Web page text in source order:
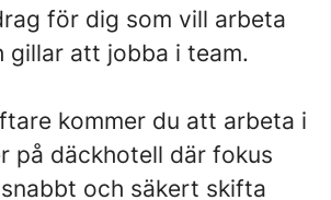
för dig som vill arbeta
gillar att jobba i team.
kommer du att arbeta i
på däckhotell där fokus
och säkert skifta